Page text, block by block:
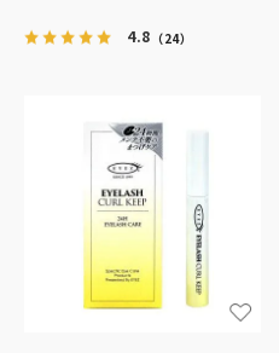
4.8 （24）